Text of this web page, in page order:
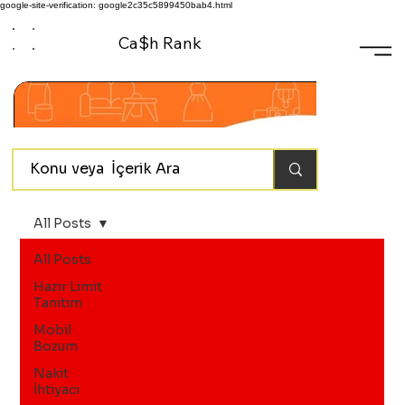
google-site-verification: google2c35c5899450bab4.html
Ca$h Rank
All Posts
Hazır Limit
Tanıtım
Mobil
Bozum
Nakit
İhtiyacı
All Posts